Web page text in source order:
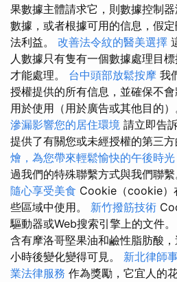
果數據主體請求它，則數據控制
數據，或者根據可用的信息，假
法利益。 改善法令紋的醫美選擇
人數據只有隻有一個數據處理目
才能處理。 台中頭部放鬆按摩 我
授權提供的所有信息，並確保不
用於使用（用於廣告或其他目的）
滲漏影響您的居住環境 請立即告
提供了有關您或未經授權的第三方
燴，為您帶來輕鬆愉快的午後時光
過我們的特殊聯繫方式與我們聯繫
隨心享受美食 Cookie（cookie）
些區域中使用。 新竹撥筋技術
驅動器或Web搜索引擎上的文件
含有摩洛哥堅果油和鹼性脂肪酸
小時後變化變得可見。 新北律師
業法律服務 作為獎勵，它宜人的